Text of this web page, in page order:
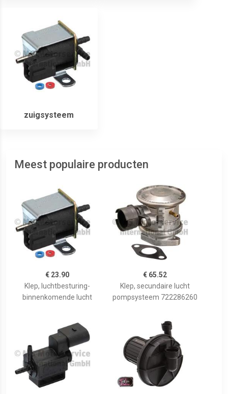
zuigsysteem
Meest populaire producten
€ 23.90
Klep, luchtbesturing-
binnenkomende lucht
€ 65.52
Klep, secundaire lucht
pompsysteem 722286260